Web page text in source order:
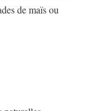
de maïs ou